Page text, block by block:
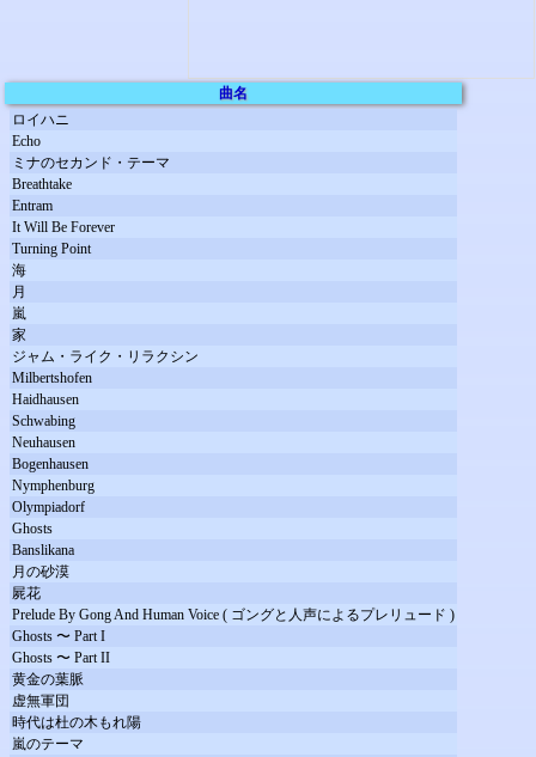
曲名
ロイハニ
Echo
ミナのセカンド・テーマ
Breathtake
Entram
It Will Be Forever
Turning Point
海
月
嵐
家
ジャム・ライク・リラクシン
Milbertshofen
Haidhausen
Schwabing
Neuhausen
Bogenhausen
Nymphenburg
Olympiadorf
Ghosts
Banslikana
月の砂漠
屍花
Prelude By Gong And Human Voice ( ゴングと人声によるプレリュード )
Ghosts 〜 Part I
Ghosts 〜 Part II
黄金の葉脈
虚無軍団
時代は杜の木もれ陽
嵐のテーマ